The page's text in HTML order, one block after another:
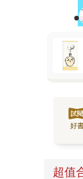
好
超值